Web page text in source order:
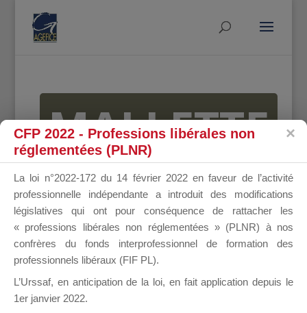
MALLETTE
DU
DIRIGEANT
CFP 2022 - Professions libérales non
réglementées (PLNR)
La loi n°2022-172 du 14 février 2022 en faveur de l’activité
professionnelle indépendante a introduit des modifications
législatives qui ont pour conséquence de rattacher les
« professions libérales non réglementées » (PLNR) à nos
confrères du fonds interprofessionnel de formation des
professionnels libéraux (FIF PL).
L’Urssaf, en anticipation de la loi, en fait application depuis le
1er janvier 2022.